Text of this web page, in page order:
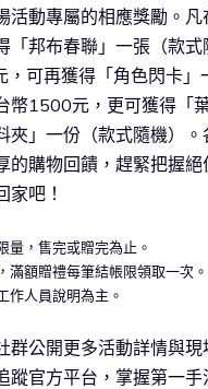
活動專屬的相應獎勵。凡
「邦布春聯」一張（款式
可再獲得「角色閃卡」
幣1500元，更可獲得「
夾」一份（款式隨機）。
的購物回饋，趕緊把握絕
家吧！
，售完或贈完為止。
額贈禮每筆結帳限領取一次。
作人員說明為主。
群公開更多活動詳情與現
蹤官方平台，掌握第一手